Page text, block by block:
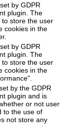
by GDPR
plugin. The
to store the user
cookies in the
by GDPR
plugin. The
to store the user
cookies in the
by the GDPR
plugin and is
or not user
to the use of
not store any